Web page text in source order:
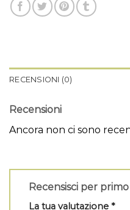
RECENSIONI (0)
Recensioni
Ancora non ci sono
Recensisci per
La tua valutazione *